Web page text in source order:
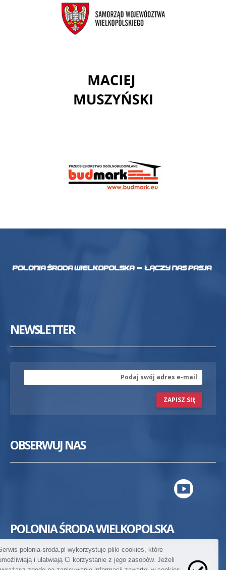
NEWSLETTER
ZAPISZ SIĘ
OBSERWUJ NAS
POLONIA ŚRODA WIELKOPOLSKA
polonia-sroda.pl wykorzystuje pliki cookies, które
i ułatwiają Ci korzystanie z jego zasobów. Jeżeli